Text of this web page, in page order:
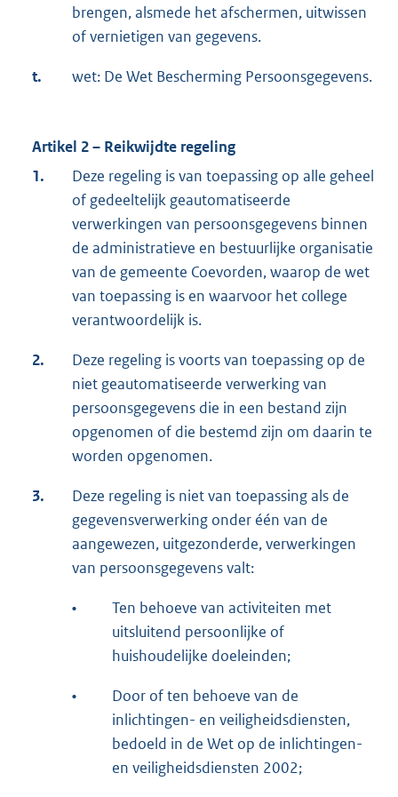
brengen, alsmede het afschermen, uitwissen
of vernietigen van gegevens.
t. wet: De Wet Bescherming Persoonsgegevens.
Artikel 2 – Reikwijdte regeling
1.
Deze regeling is van toepassing op alle geheel
of gedeeltelijk geautomatiseerde
verwerkingen van persoonsgegevens binnen
de administratieve en bestuurlijke organisatie
van de gemeente Coevorden, waarop de wet
van toepassing is en waarvoor het college
verantwoordelijk is.
2.
Deze regeling is voorts van toepassing op de
niet geautomatiseerde verwerking van
persoonsgegevens die in een bestand zijn
opgenomen of die bestemd zijn om daarin te
worden opgenomen.
3.
Deze regeling is niet van toepassing als de
gegevensverwerking onder één van de
aangewezen, uitgezonderde, verwerkingen
van persoonsgegevens valt:
•
Ten behoeve van activiteiten met
uitsluitend persoonlijke of
huishoudelijke doeleinden;
•
Door of ten behoeve van de
inlichtingen- en veiligheidsdiensten,
bedoeld in de Wet op de inlichtingen-
en veiligheidsdiensten 2002;